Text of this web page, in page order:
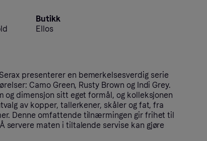
Butikk
Ellos
presenterer en bemerkelsesverdig serie
Camo Green, Rusty Brown og Indi Grey.
og dimensjon sitt eget formål, og kolleksjonen
av kopper, tallerkener, skåler og fat, fra
Denne omfattende tilnærmingen gir frihet til
servere maten i tiltalende servise kan gjøre